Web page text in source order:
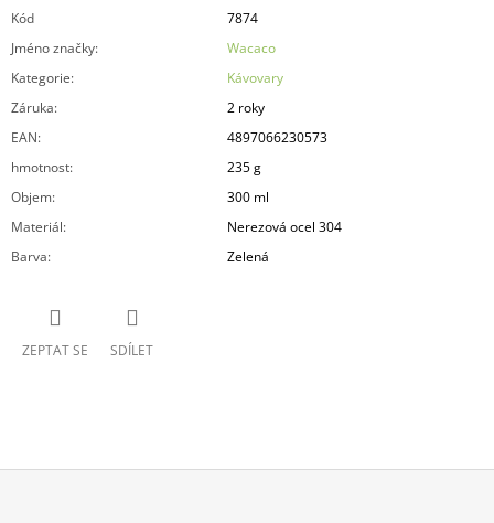
Kód
7874
Jméno značky:
Wacaco
Kategorie:
Kávovary
Záruka:
2 roky
EAN:
4897066230573
hmotnost:
235 g
Objem:
300 ml
Materiál:
Nerezová ocel 304
Barva: Zelená
ZEPTAT SE SDÍLET